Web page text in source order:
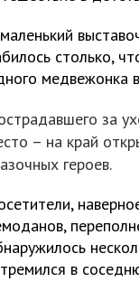
столько,
медвежонка
за
– на край
героев.
в